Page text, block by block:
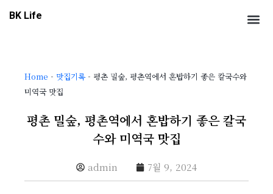
BK Life
Home - 맛집기록- 평촌 밀숲, 평촌역에서 혼밥하기 좋은 칼국수와
미역국 맛집
평촌 밀숲, 평촌역에서 혼밥하기 좋은 칼국
수와 미역국 맛집
admin 7월 9, 2024